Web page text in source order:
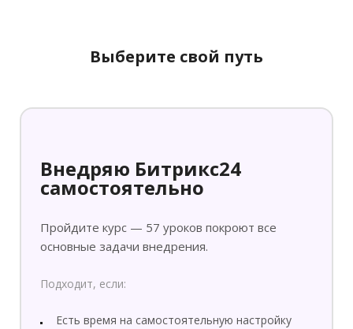
Выберите свой путь
Внедряю Битрикс24
самостоятельно
Пройдите курс — 57 уроков покроют все
основные задачи внедрения.
Подходит, если:
Есть время на самостоятельную настройку